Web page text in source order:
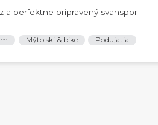
a perfektne pripravený svahspor
Mýto ski & bike Podujatia